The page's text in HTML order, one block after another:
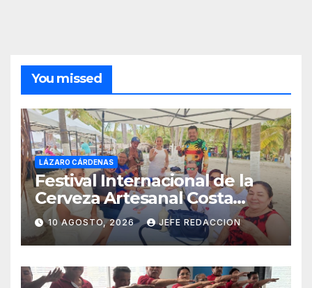
You missed
LÁZARO CÁRDENAS
Festival Internacional de la
Cerveza Artesanal Costa
Michoacán 2026 Cerro su 19ª
Edición
10 AGOSTO, 2026 JEFE REDACCION